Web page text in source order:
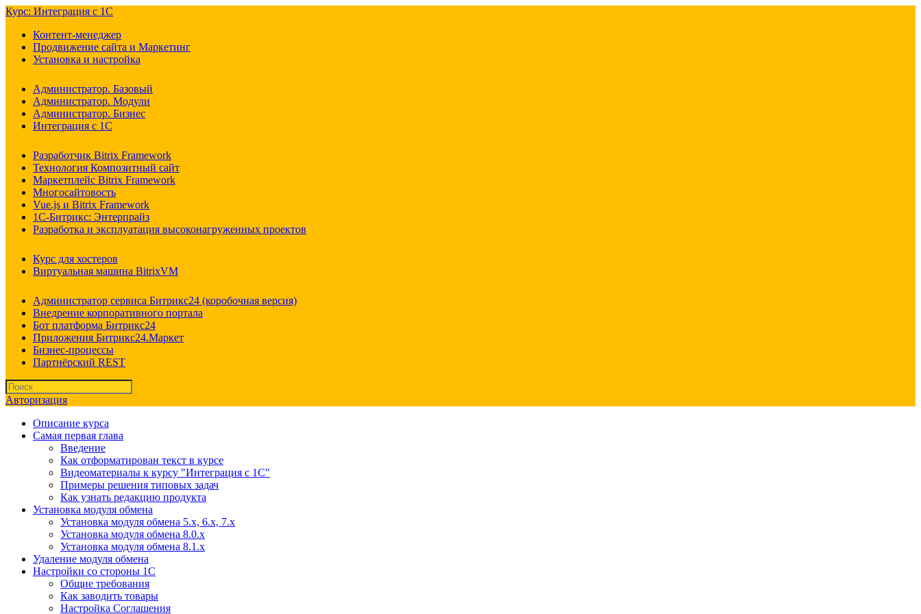
Курс: Интеграция с 1С
Контент-менеджер
Продвижение сайта и Маркетинг
Установка и настройка
Администратор. Базовый
Администратор. Модули
Администратор. Бизнес
Интеграция с 1С
Разработчик Bitrix Framework
Технология Композитный сайт
Маркетплейс Bitrix Framework
Многосайтовость
Vue.js и Bitrix Framework
1С-Битрикс: Энтерпрайз
Разработка и эксплуатация высоконагруженных проектов
Курс для хостеров
Виртуальная машина BitrixVM
Администратор сервиса Битрикс24 (коробочная версия)
Внедрение корпоративного портала
Бот платформа Битрикс24
Приложения Битрикс24.Маркет
Бизнес-процессы
Партнёрский REST
Авторизация
Описание курса
Самая первая глава
Введение
Как отформатирован текст в курсе
Видеоматериалы к курсу "Интеграция с 1С"
Примеры решения типовых задач
Как узнать редакцию продукта
Установка модуля обмена
Установка модуля обмена 5.х, 6.х, 7.х
Установка модуля обмена 8.0.х
Установка модуля обмена 8.1.х
Удаление модуля обмена
Настройки со стороны 1С
Общие требования
Как заводить товары
Настройка Соглашения